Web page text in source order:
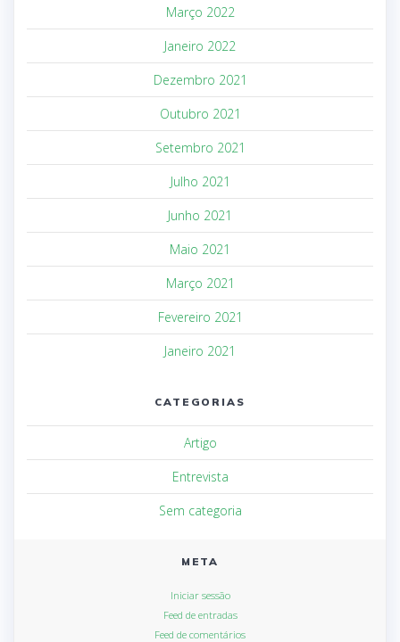
Março 2022
Janeiro 2022
Dezembro 2021
Outubro 2021
Setembro 2021
Julho 2021
Junho 2021
Maio 2021
Março 2021
Fevereiro 2021
Janeiro 2021
CATEGORIAS
Artigo
Entrevista
Sem categoria
META
Iniciar sessão
Feed de entradas
Feed de comentários